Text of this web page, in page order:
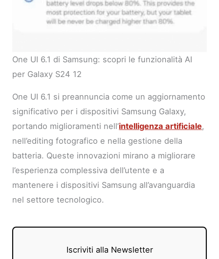
One UI 6.1 di Samsung: scopri le funzionalità AI
per Galaxy S24 12
One UI 6.1 si preannuncia come un aggiornamento
significativo per i dispositivi Samsung Galaxy,
portando miglioramenti nell’intelligenza artificiale,
nell’editing fotografico e nella gestione della
batteria. Queste innovazioni mirano a migliorare
l’esperienza complessiva dell’utente e a
mantenere i dispositivi Samsung all’avanguardia
nel settore tecnologico.
Iscriviti alla Newsletter